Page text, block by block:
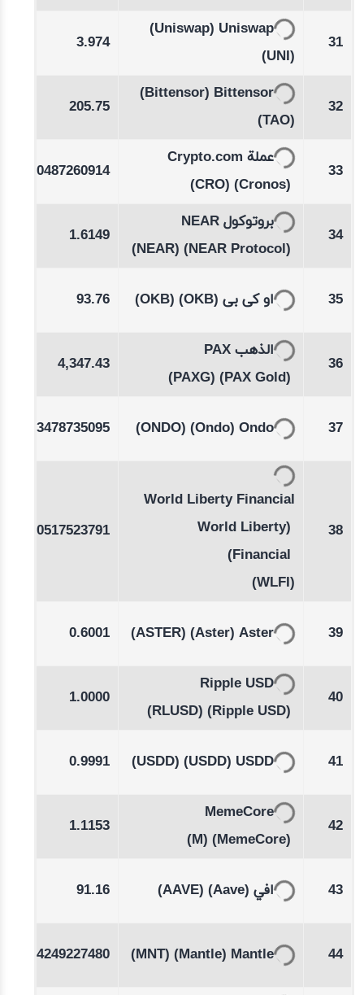
31
Uniswap
(Uniswap)
(UNI)
3.974
32
Bittensor
(Bittensor)
(TAO)
205.75
33
عملة Crypto.com
(Cronos)
(CRO)
0.0487260914
34
بروتوكول NEAR
(NEAR Protocol)
(NEAR)
1.6149
35 او کی بی (OKB)
(OKB)
93.76
36
الذهب PAX
(PAX Gold)
(PAXG)
4,347.43
37
Ondo
(Ondo)
(ONDO)
0.3478735095
38
World Liberty Financial
(World Liberty
Financial)
(WLFI)
0.0517523791
39
Aster
(Aster)
(ASTER)
0.6001
40
Ripple USD
(Ripple USD)
(RLUSD)
1.0000
41
USDD
(USDD)
(USDD)
0.9991
42
MemeCore
(MemeCore)
(M)
1.1153
43 افي (Aave)
(AAVE)
91.16
44
Mantle
(Mantle)
(MNT)
0.4249227480